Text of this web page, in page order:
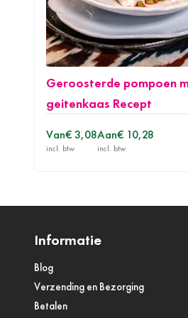
Geroosterde pompoen
geitenkaas Recept
Van€ 3,08Aan€ 10,28
Informatie
Blog
Verzending en Bezorging
Betalen